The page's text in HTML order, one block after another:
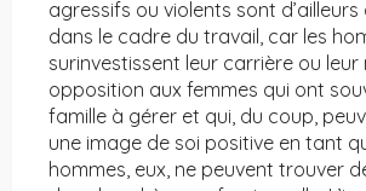
agressifs ou violents sont
dans le cadre du travail, car les
surinvestissent leur carrière ou leur
opposition aux femmes qui ont
famille à gérer et qui, du coup,
une image de soi positive en tant
hommes, eux, ne peuvent trouver